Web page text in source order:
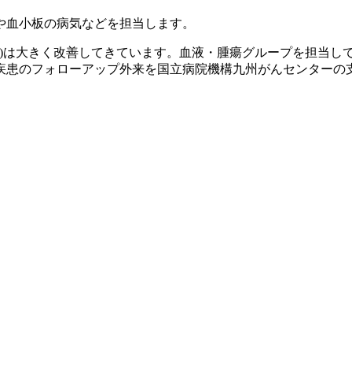
小板の病気などを担当します。
大きく改善してきています。血液・腫瘍グループを担当
のフォローアップ外来を国立病院機構九州がんセンター